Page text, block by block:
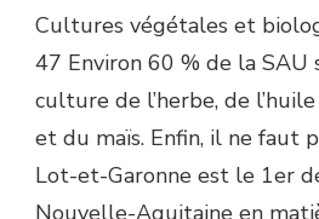
Cultures végétales et
47 Environ 60 % de la SAU
culture de l’herbe, de
et du maïs. Enfin, il ne faut
Lot-et-Garonne est le 1er